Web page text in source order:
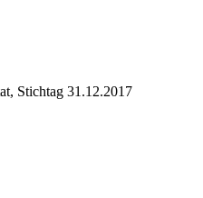
Stichtag 31.12.2017